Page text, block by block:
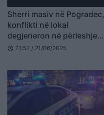
Sherri masiv në Pogradec,
konflikti në lokal
degjeneron në përleshje
me thika e karrige! Dy
schedule 21:52 / 21/06/2025